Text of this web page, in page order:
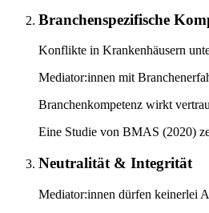
Branchenspezifische
Konflikte in Krankenhäusern
Mediator:innen mit
Branchenkompetenz wirkt
Eine Studie von BMAS (2020)
Neutralität & Integrität
Mediator:innen dürfen keinerlei